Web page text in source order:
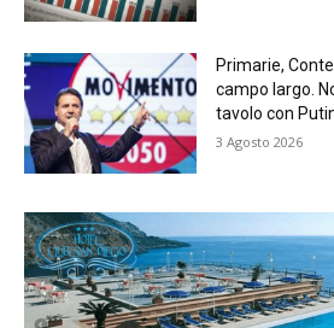
Primarie,
campo largo.
tavolo con
3 Agosto 2026